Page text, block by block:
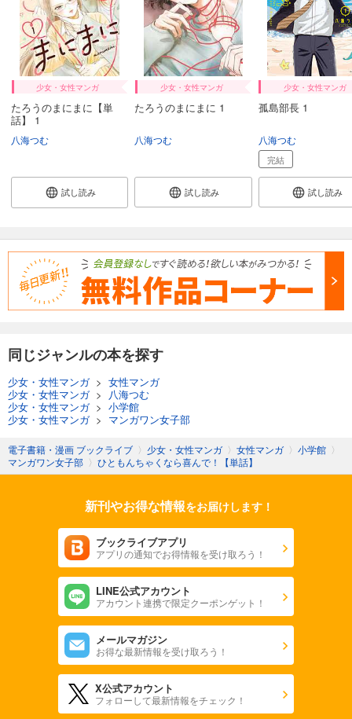
ひともんちゃくなら喜んで！【単話】 46
110円 (税込)
完結
カート
試し読み
あらすじを表示する
試し読み
あらすじを表示する
ひともんちゃくなら喜んで！【単話】 48
110円 (税込)
完結
カート
試し読み
ひともんちゃくなら喜んで！【単話】 49
完結
ひともんちゃくなら喜んで！【単話】 50
完結
あらすじを表示する
ひともんちゃくなら喜んで！【単話】 51
110円 (税込)
完結
あらすじを表示する
ひともんちゃくなら喜んで！【単話】 52
110円 (税込)
少女・女性マンガ
たろうのまにまに【単
話】 1
八海つむ
試し読み
少女・女性マンガ
たろうのまにまに 1
八海つむ
試し読み
少女・女性マンガ
孤島部長 1
八海つむ
完結
試し読み
同じジャンルの本を探す
少女・女性マンガ> 女性マンガ
少女・女性マンガ> 八海つむ
少女・女性マンガ> 小学館
少女・女性マンガ> マンガワン女子部
電子書籍・漫画 ブックライブ 〉 少女・女性マンガ 〉 女性マンガ 〉 小学館 〉
マンガワン女子部 〉 ひともんちゃくなら喜んで！【単話】
新刊やお得な情報をお届けします！
ブックライブアプリ
アプリの通知でお得情報を受け取ろう！
LINE公式アカウント
アカウント連携で限定クーポンゲット！
メールマガジン
お得な最新情報を受け取ろう！
X公式アカウント
フォローして最新情報をチェック！